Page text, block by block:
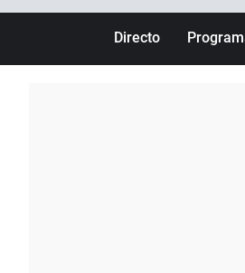
Directo